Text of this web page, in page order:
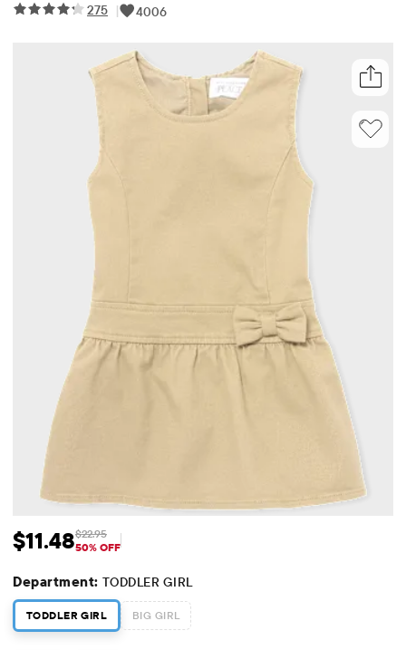
275 | 4006
Precio de venta: $11.48
$11.48 Precio original: $22.95
$22.95
50% OFF
Department: TODDLER GIRL
TODDLER GIRL BIG GIRL